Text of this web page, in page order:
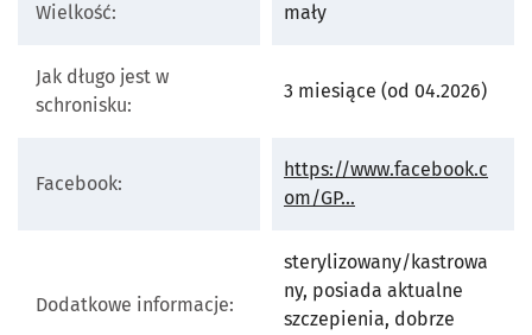
Wielkość: mały
Jak długo jest w
schronisku:
3 miesiące (od 04.2026)
Facebook:
https://www.facebook.c
om/GP...
Dodatkowe informacje:
sterylizowany/kastrowa
ny, posiada aktualne
szczepienia, dobrze